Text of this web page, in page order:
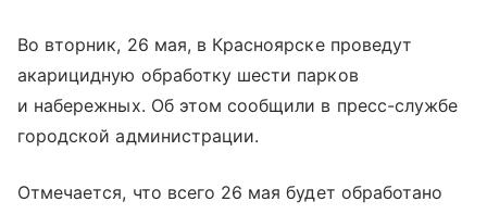
Во вторник, 26 мая, в Красноярске проведут
акарицидную обработку шести парков
и набережных. Об этом сообщили в пресс-службе
городской администрации.
Отмечается, что всего 26 мая будет обработано